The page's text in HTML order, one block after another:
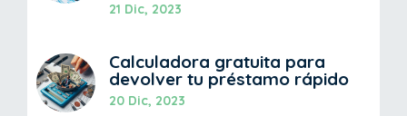
21 Dic, 2023
Calculadora gratuita para
devolver tu préstamo rápido
20 Dic, 2023